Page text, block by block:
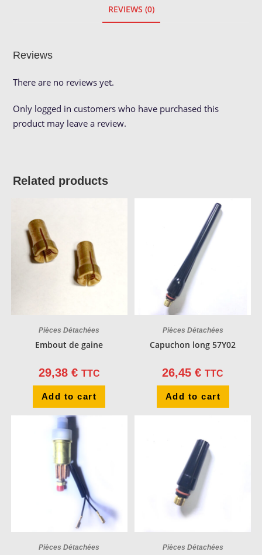
REVIEWS (0)
Reviews
There are no reviews yet.
Only logged in customers who have purchased this
product may leave a review.
Related products
Pièces Détachées
Embout de gaine
29,38 € TTC
Add to cart
Pièces Détachées
Capuchon long 57Y02
26,45€ TTC
Add to cart
Pièces Détachées Pièces Détachées